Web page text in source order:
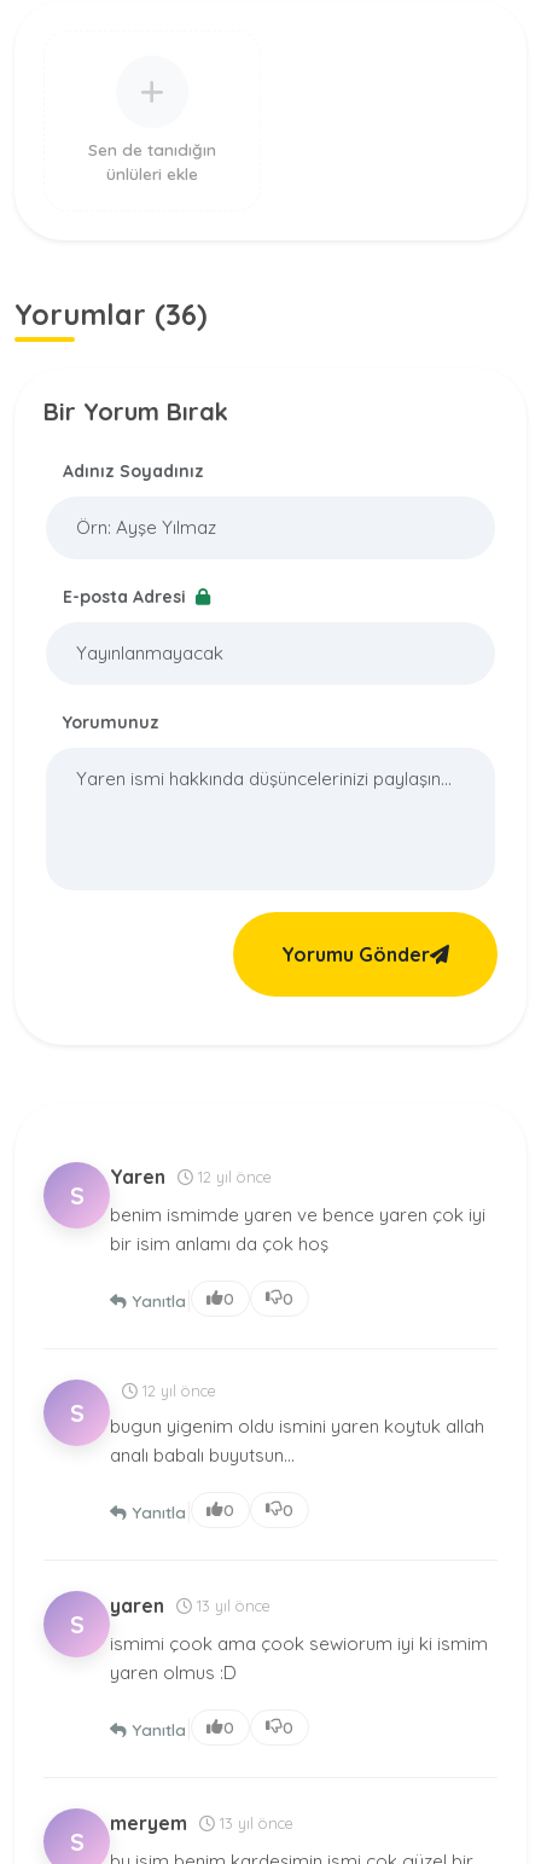
Sen de tanıdığın
ünlüleri ekle
Yorumlar (36)
Bir Yorum Bırak
Adınız Soyadınız
E-posta Adresi
Yorumunuz
Yorumu Gönder
S
Yaren 12 yıl önce
benim ismimde yaren ve bence yaren çok iyi
bir isim anlamı da çok hoş
Yanıtla 0 0
S
12 yıl önce
bugun yigenim oldu ismini yaren koytuk allah
analı babalı buyutsun...
Yanıtla 0 0
S
yaren 13 yıl önce
ismimi çook ama çook sewiorum iyi ki ismim
yaren olmus :D
Yanıtla 0 0
S
meryem 13 yıl önce